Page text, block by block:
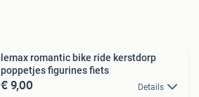
lemax romantic bike ride kerstdorp
poppetjes figurines fiets
€ 9,00 Details